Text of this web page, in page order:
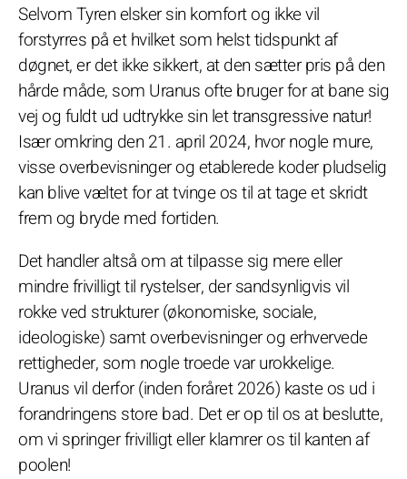
Selvom Tyren elsker sin komfort og ikke vil
forstyrres på et hvilket som helst tidspunkt af
døgnet, er det ikke sikkert, at den sætter pris på den
hårde måde, som Uranus ofte bruger for at bane sig
vej og fuldt ud udtrykke sin let transgressive natur!
Især omkring den 21. april 2024, hvor nogle mure,
visse overbevisninger og etablerede koder pludselig
kan blive væltet for at tvinge os til at tage et skridt
frem og bryde med fortiden.
Det handler altså om at tilpasse sig mere eller
mindre frivilligt til rystelser, der sandsynligvis vil
rokke ved strukturer (økonomiske, sociale,
ideologiske) samt overbevisninger og erhvervede
rettigheder, som nogle troede var urokkelige.
Uranus vil derfor (inden foråret 2026) kaste os ud i
forandringens store bad. Det er op til os at beslutte,
om vi springer frivilligt eller klamrer os til kanten af
poolen!